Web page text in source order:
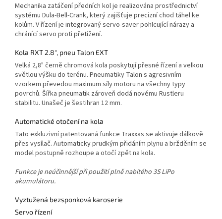
Mechanika zatáčení předních kol je realizována prostřednictví
systému Dula-Bell-Crank, který zajišťuje precizní chod táhel ke
kolům. V řízení je integrovaný servo-saver pohlcující nárazy a
chránící servo proti přetížení.
Kola RXT 2.8", pneu Talon EXT
Velká 2,8" černě chromová kola poskytují přesné řízení a velkou
světlou výšku do terénu. Pneumatiky Talon s agresivním
vzorkem převedou maximum síly motoru na všechny typy
povrchů. Šířka pneumatik zároveň dodá novému Rustleru
stabilitu. Unašeč je šestihran 12 mm.
Automatické otočení na kola
Tato exkluzivní patentovaná funkce Traxxas se aktivuje dálkově
přes vysílač. Automaticky prudkým přidáním plynu a bržděním se
model postupně rozhoupe a otočí zpět na kola.
Funkce je neúčinnější při použití plně nabitého 3S LiPo
akumulátoru.
Vyztužená bezsponková karoserie
Servo řízení